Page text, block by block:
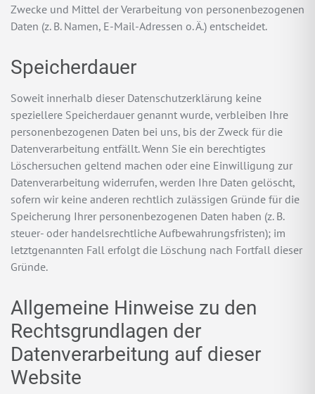
Zwecke und Mittel der Verarbeitung von personenbezogenen
Daten (z. B. Namen, E-Mail-Adressen o. Ä.) entscheidet.
Speicherdauer
Soweit innerhalb dieser Datenschutzerklärung keine
speziellere Speicherdauer genannt wurde, verbleiben Ihre
personenbezogenen Daten bei uns, bis der Zweck für die
Datenverarbeitung entfällt. Wenn Sie ein berechtigtes
Löschersuchen geltend machen oder eine Einwilligung zur
Datenverarbeitung widerrufen, werden Ihre Daten gelöscht,
sofern wir keine anderen rechtlich zulässigen Gründe für die
Speicherung Ihrer personenbezogenen Daten haben (z. B.
steuer- oder handelsrechtliche Aufbewahrungsfristen); im
letztgenannten Fall erfolgt die Löschung nach Fortfall dieser
Gründe.
Allgemeine Hinweise zu den
Rechtsgrundlagen der
Datenverarbeitung auf dieser
Website